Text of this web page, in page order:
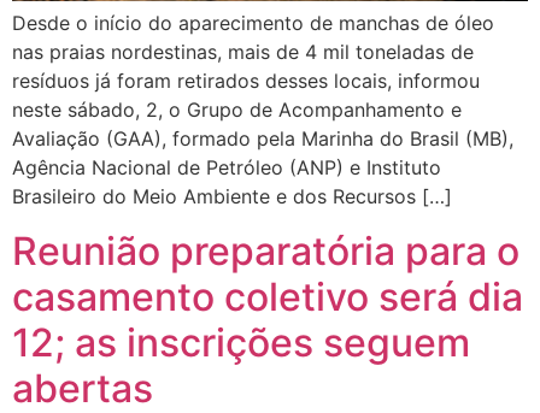
Desde o início do aparecimento de manchas de óleo
nas praias nordestinas, mais de 4 mil toneladas de
resíduos já foram retirados desses locais, informou
neste sábado, 2, o Grupo de Acompanhamento e
Avaliação (GAA), formado pela Marinha do Brasil (MB),
Agência Nacional de Petróleo (ANP) e Instituto
Brasileiro do Meio Ambiente e dos Recursos […]
Reunião preparatória para o
casamento coletivo será dia
12; as inscrições seguem
abertas